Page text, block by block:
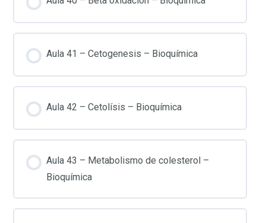
Aula 41 – Cetogenesis – Bioquímica
Aula 42 – Cetolísis – Bioquímica
Aula 43 – Metabolismo de colesterol –
Bioquímica